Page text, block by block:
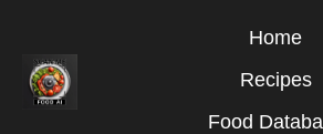
Home
Recipes
Food